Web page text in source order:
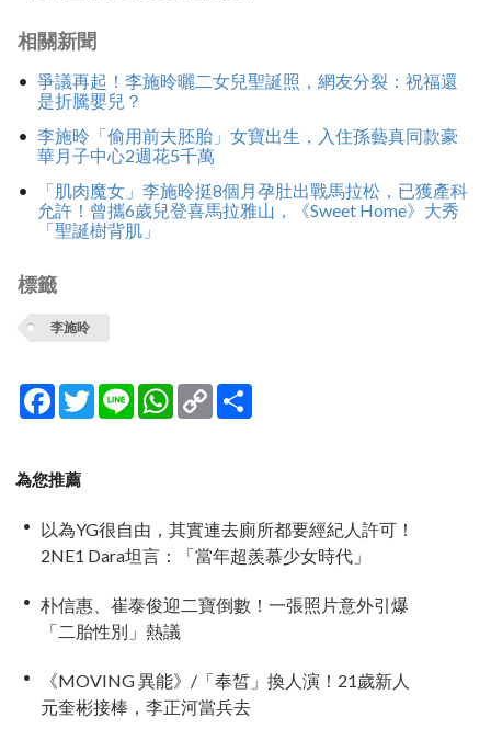
相關新聞
爭議再起！李施昤曬二女兒聖誕照，網友分裂：祝福還
是折騰嬰兒？
李施昤「偷用前夫胚胎」女寶出生，入住孫藝真同款豪
華月子中心2週花5千萬
「肌肉魔女」李施昤挺8個月孕肚出戰馬拉松，已獲產科
允許！曾攜6歲兒登喜馬拉雅山，《Sweet Home》大秀
「聖誕樹背肌」
標籤
李施昤
Facebook
TwitterLine WhatsApp
Copy
Link
為您推薦
以為YG很自由，其實連去廁所都要經紀人許可！
2NE1 Dara坦言：「當年超羨慕少女時代」
朴信惠、崔泰俊迎二寶倒數！一張照片意外引爆
「二胎性別」熱議
《MOVING 異能》/「奉皙」換人演！21歲新人
元奎彬接棒，李正河當兵去